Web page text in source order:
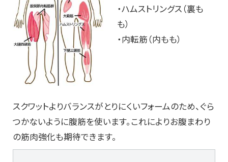
・ハムストリングス（裏も
も）
・内転筋（内もも）
スクワットよりバランスがとりにくいフォームのため、ぐら
つかないように腹筋を使います。これによりお腹まわり
の筋肉強化も期待できます。